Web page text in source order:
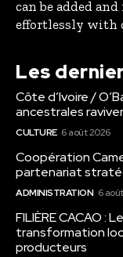
can be added
effortlessly with
Les
Côte d’Ivoire /
ancestrales
CULTURE 6 août 2026
Coopération
partenariat
ADMINISTRATION 6
FILIÈRE CACAO :
transformation
producteurs